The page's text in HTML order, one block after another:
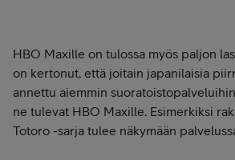
HBO Maxille on tulossa myös paljon
on kertonut, että joitain japanilaisia
annettu aiemmin
ne tulevat HBO Maxille. Esimerkiksi
Totoro -sarja tulee näkymään